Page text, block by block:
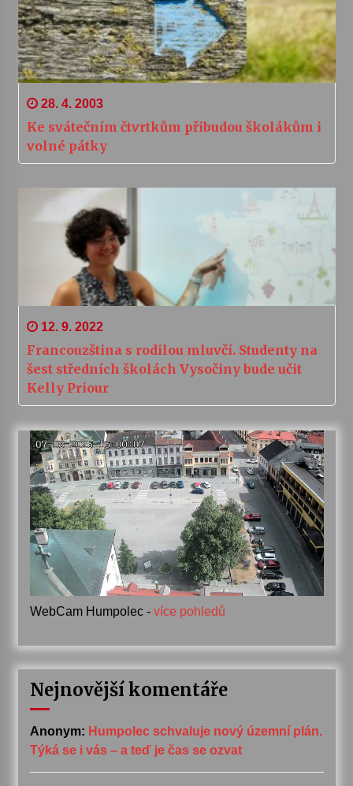
28. 4. 2003
Ke svátečním čtvrtkům přibudou školákům i
volné pátky
12. 9. 2022
Francouzština s rodilou mluvčí. Studenty na
šest středních školách Vysočiny bude učit
Kelly Priour
WebCam Humpolec - více pohledů
Nejnovější komentáře
Anonym: Humpolec schvaluje nový územní plán.
Týká se i vás – a teď je čas se ozvat